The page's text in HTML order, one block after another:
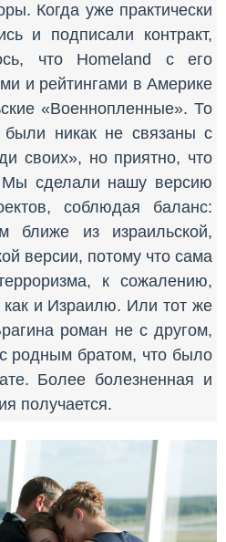
Когда уже практически
и подписали контракт,
что Homeland с его
и рейтингами в Америке
«Военнопленные». То
были никак не связаны с
своих», но приятно, что
Мы сделали нашу версию
соблюдая баланс:
ближе из израильской,
версии, потому что сама
к сожалению,
как и Израилю. Или тот же
роман не с другом,
родным братом, что было
Более болезненная и
получается.